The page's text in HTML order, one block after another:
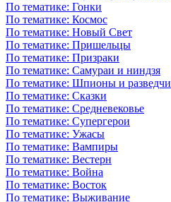
По тематике: Гонки
По тематике: Космос
По тематике: Новый Свет
По тематике: Пришельцы
По тематике: Призраки
По тематике: Самураи и ниндзя
По тематике: Шпионы и
По тематике: Сказки
По тематике: Средневековье
По тематике: Супергерои
По тематике: Ужасы
По тематике: Вампиры
По тематике: Вестерн
По тематике: Война
По тематике: Восток
По тематике: Выживание